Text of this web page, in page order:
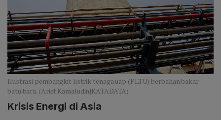
Ilustrasi pembangkit listrik tenaga uap (PLTU) berbahan bakar
batu bara. (Arief Kamaludin|KATADATA)
Krisis Energi di Asia